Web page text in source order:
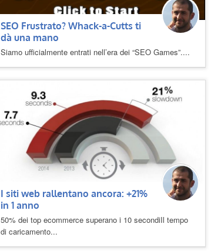
SEO Frustrato? Whack-a-Cutts ti
dà una mano
Siamo ufficialmente entrati nell’era dei “SEO Games”....
I siti web rallentano ancora: +21%
in 1 anno
50% dei top ecommerce superano i 10 secondiIl tempo
di caricamento...